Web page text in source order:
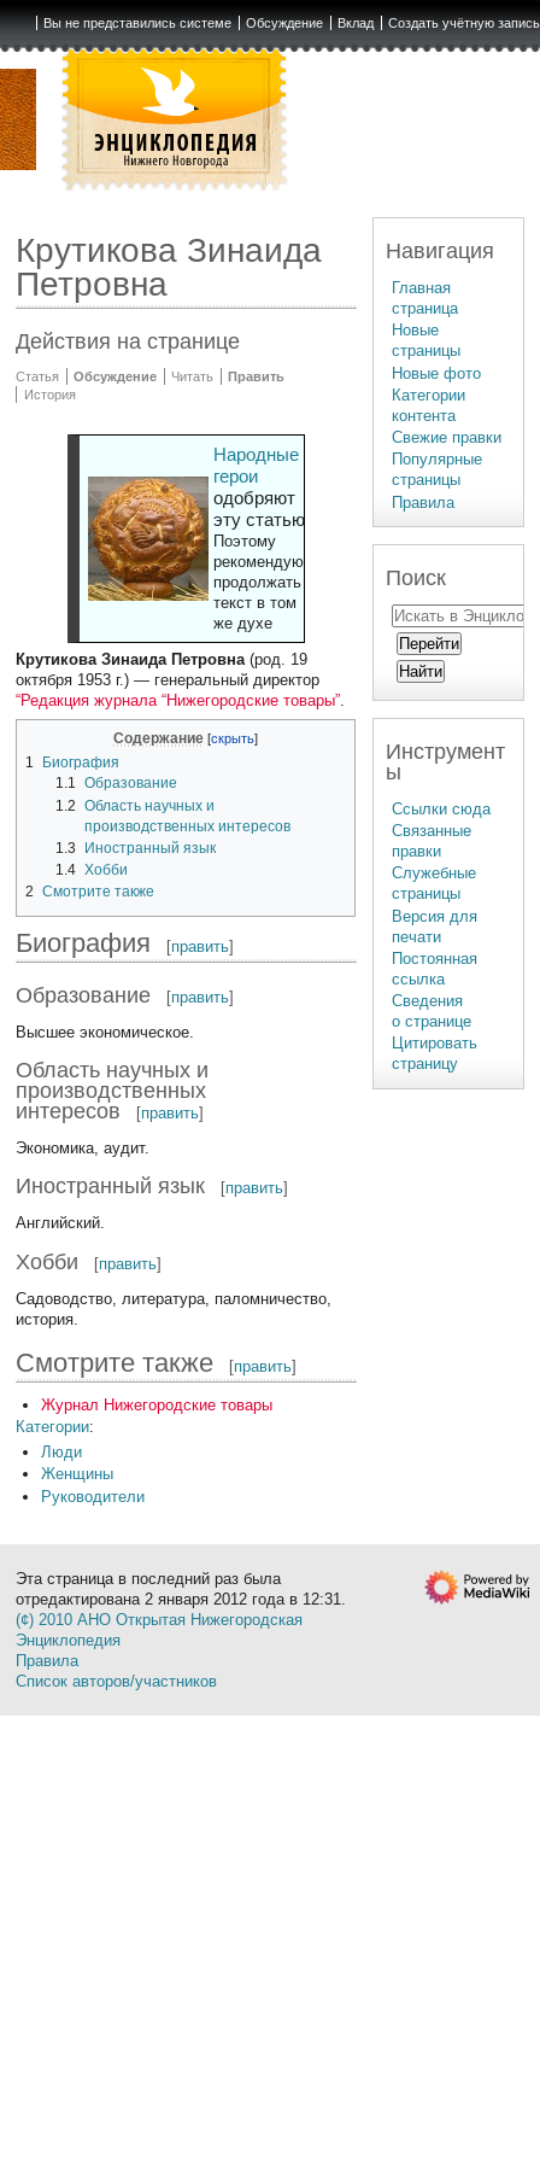
Вы не представились системе Обсуждение Вклад Создать учётную запись
Крутикова Зинаида
Петровна
Действия на странице
Статья Обсуждение Читать
Править
История
Народные
герои
одобряют
эту статью
Поэтому
рекомендуют
продолжать
текст в том
же духе
Крутикова Зинаида Петровна(род. 19
октября 1953 г.) — генеральный директор
“Редакция журнала “Нижегородские товары”.
Содержание
1
Биография
1.1 Образование
1.2 Область научных и
производственных интересов
1.3
Иностранный язык
1.4 Хобби
2
Смотрите также
Биография [править]
Образование [править]
Высшее экономическое.
Область научных и
производственных
интересов
[править]
Экономика, аудит.
Иностранный язык [править]
Английский.
Хобби [править]
Садоводство, литература, паломничество,
история.
Смотрите также [править]
Журнал Нижегородские товары
Категории:
Люди
Женщины
Руководители
Навигация
Главная
страница
Новые
страницы
Новые фото
Категории
контента
Свежие правки
Популярные
страницы
Правила
Поиск
Инструмент
ы
Ссылки сюда
Связанные
правки
Служебные
страницы
Версия для
печати
Постоянная
ссылка
Сведения
о странице
Цитировать
страницу
Эта страница в последний раз была
отредактирована 2 января 2012 года в 12:31.
(¢) 2010 АНО Открытая Нижегородская
Энциклопедия
Правила
Список авторов/участников